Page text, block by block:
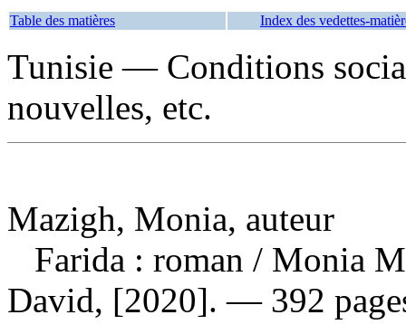
Table des matières Index des vedettes-
Tunisie — Conditions
nouvelles, etc.
Mazigh, Monia, auteur
Farida : roman / Monia
David, [2020]. — 392